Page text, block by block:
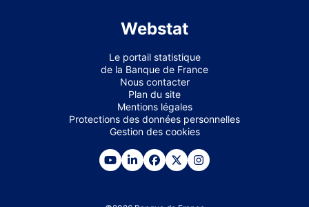
Webstat
Le portail statistique
de la Banque de France
Nous contacter
Plan du site
Mentions légales
Protections des données personnelles
Gestion des cookies